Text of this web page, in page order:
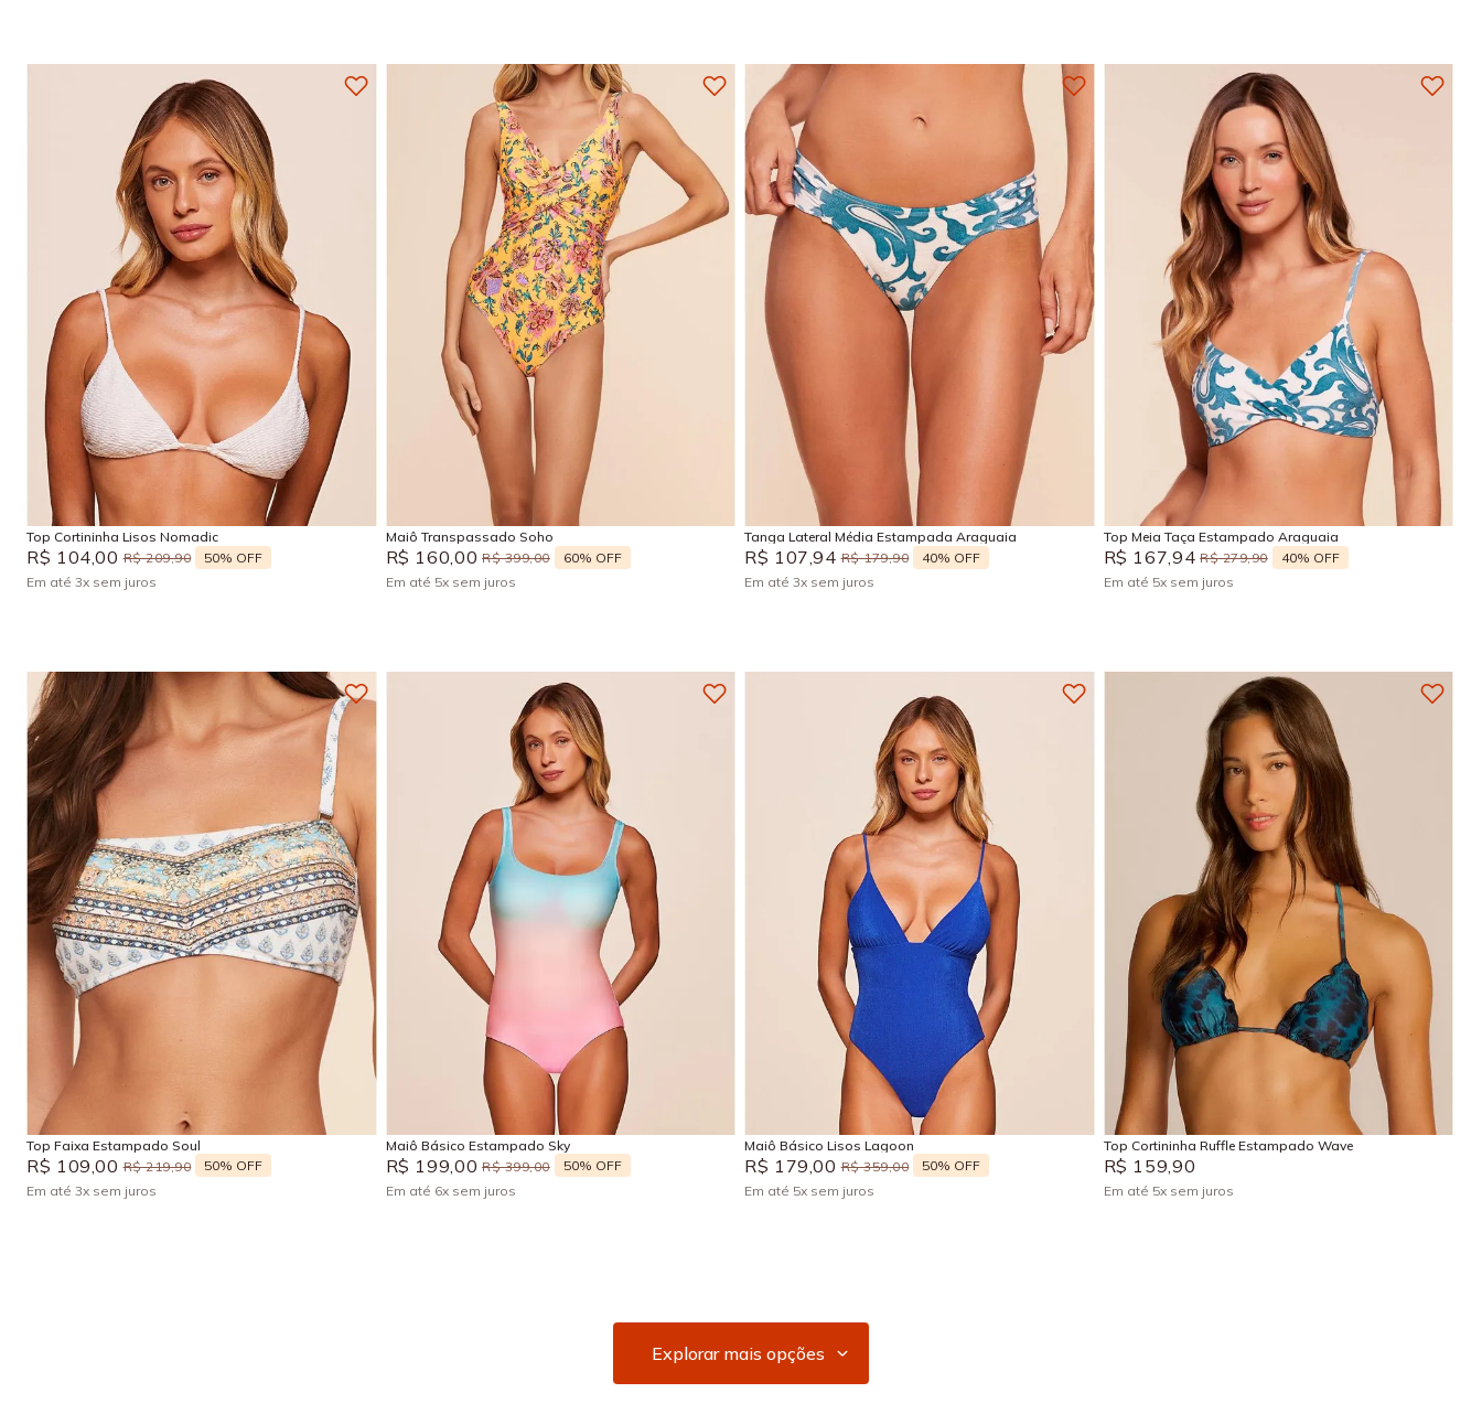
P M G GG
Adicionar na sacola
Top Cortininha Lisos Nomadic
R$ 104,00 R$ 209,90 50% OFF
Em até 3x sem juros
EG
Adicionar na sacola
Maiô Transpassado Soho
R$ 160,00 R$ 399,00 60% OFF
Em até 5x sem juros
Adicionar na sacola
Tanga Lateral Média Estampada Araguaia
R$ 107,94 R$ 179,90 40% OFF
Em até 3x sem juros
P M GG
Top Meia Taça Estampado Araguaia
R$ 167,94 R$ 279,90 40% OFF
Em até 5x sem juros
Top Faixa Estampado Soul
R$ 109 ,00 R$ 219,90 50% OFF
Em até 3x sem juros
M GG
Adicionar na sacola
Maiô Básico Estampado Sky
R$ 199 00 R$ 399,00 50% OFF
Em até 6x sem juros
GG
Adicionar na sacola
Maiô Básico Lisos Lagoon
R$ 179 ,00 R$ 359,00 50% OFF
Em até 5x sem juros
P M G GG
Top Cortininha Ruffle Estampado Wave
R$ 159 90
Em até 5x sem juros